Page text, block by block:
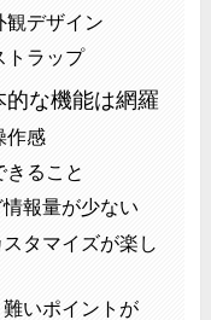
観デザイン
トラップ
な機能は網羅
作感
きること
報量が少ない
タマイズが楽し
いポイントが